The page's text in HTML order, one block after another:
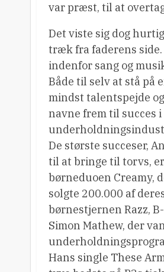
var præst, til at
Det viste sig dog
træk fra faderens
indenfor sang og
Både til selv at stå på
mindst talentspejde
navne frem til succes
De største succeser,
til at bringe til torvs,
børneduoen Creamy,
solgte 200.000 af
børnestjernen Razz,
Simon Mathew, der
Hans single These